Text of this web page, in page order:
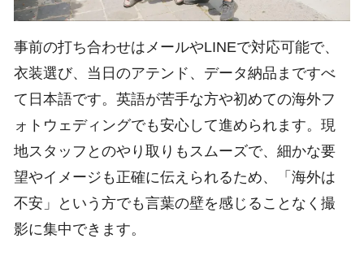
事前の打ち合わせはメールやLINEで対応可能で、
衣装選び、当日のアテンド、データ納品まですべ
て日本語です。英語が苦手な方や初めての海外フ
ォトウェディングでも安心して進められます。現
地スタッフとのやり取りもスムーズで、細かな要
望やイメージも正確に伝えられるため、「海外は
不安」という方でも言葉の壁を感じることなく撮
影に集中できます。